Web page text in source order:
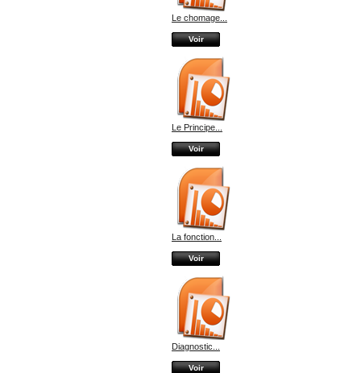
Le chomage...
Voir
Le Principe...
Voir
La fonction...
Voir
Diagnostic...
Voir